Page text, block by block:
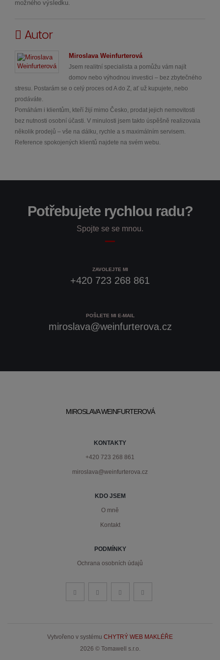
možného výsledku.
Autor
Miroslava Weinfurterová
Jsem realitní specialista a pomůžu vám najít
domov nebo výhodnou investici – bez zbytečného
stresu. Postarám se o celý proces od A do Z, ať už kupujete, nebo
prodáváte.
Pomáhám i klientům, kteří žijí mimo Česko, prodat jejich nemovitosti
bez nutnosti osobní účasti. V minulosti jsem takto úspěšně realizovala
několik prodejů – vše na dálku, rychle a s maximálním servisem.
Reference spokojených klientů najdete na svém webu.
Potřebujete rychlou radu?
Spojte se se mnou.
ZAVOLEJTE MI
+420 723 268 861
POŠLETE MI E-MAIL
miroslava@weinfurterova.cz
MIROSLAVA WEINFURTEROVÁ
KONTAKTY
+420 723 268 861
miroslava@weinfurterova.cz
KDO JSEM
O mně
Kontakt
PODMÍNKY
Ochrana osobních údajů
Vytvořeno v systému CHYTRÝ WEB MAKLÉŘE
2026 © Tomawell s.r.o.